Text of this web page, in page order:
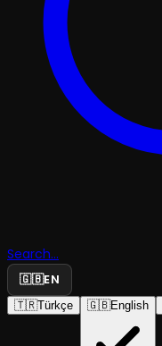
Search...
🇬🇧EN
🇹🇷Türkçe 🇬🇧English